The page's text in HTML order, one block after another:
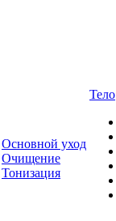
Основной уход
Очищение
Тонизация
Тело